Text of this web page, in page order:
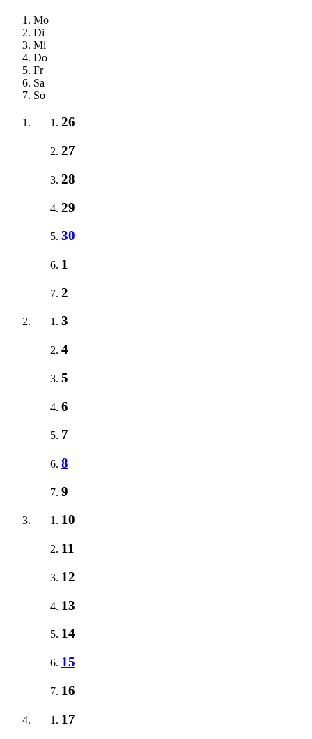
Mo
Di
Mi
Do
Fr
Sa
So
26
27
28
29
30
1
2
3
4
5
6
7
8
9
10
11
12
13
14
15
16
17